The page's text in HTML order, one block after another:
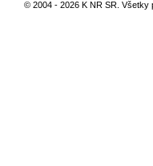
© 2004 - 2026 K NR SR. Všetky